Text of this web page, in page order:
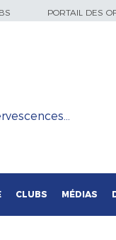
PORTAIL DES
CLUBS MÉDIAS